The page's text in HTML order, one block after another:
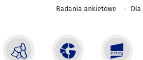
Badania ankietowe